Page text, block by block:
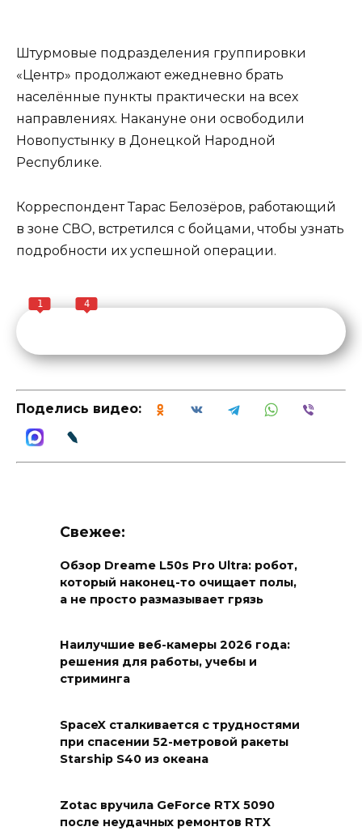
Штурмовые подразделения группировки
«Центр» продолжают ежедневно брать
населённые пункты практически на всех
направлениях. Накануне они освободили
Новопустынку в Донецкой Народной
Республике.
Корреспондент Тарас Белозёров, работающий
в зоне СВО, встретился с бойцами, чтобы узнать
подробности их успешной операции.
1 4
Поделись видео:
Свежее:
Обзор Dreame L50s Pro Ultra: робот,
который наконец-то очищает полы,
а не просто размазывает грязь
Наилучшие веб-камеры 2026 года:
решения для работы, учебы и
стриминга
SpaceX сталкивается с трудностями
при спасении 52-метровой ракеты
Starship S40 из океана
Zotac вручила GeForce RTX 5090
после неудачных ремонтов RTX